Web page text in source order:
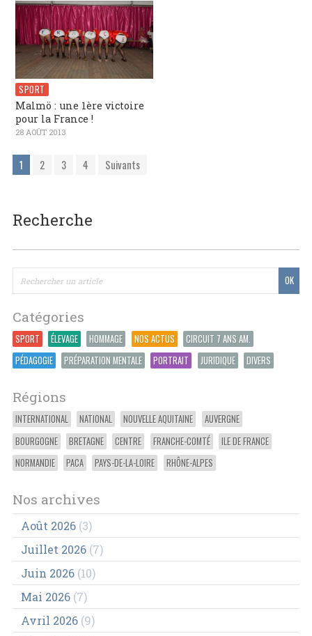
SPORT
Malmö : une 1ère victoire
pour la France !
28 AOÛT 2013
1 2 3 4 Suivants
Recherche
Catégories
SPORT ÉLEVAGE HOMMAGE NOS ACTUS
CIRCUIT 7 ANS AM.
PÉDAGOGIE
PRÉPARATION MENTALE PORTRAIT JURIDIQUE DIVERS
Régions
INTERNATIONAL NATIONAL NOUVELLE AQUITAINE
AUVERGNE
BOURGOGNE
BRETAGNE CENTRE FRANCHE-COMTÉ
ILE DE FRANCE
NORMANDIE
PACA PAYS-DE-LA-LOIRE RHÔNE-ALPES
Nos archives
Août 2026(3)
Juillet 2026(7)
Juin 2026(10)
Mai 2026(7)
Avril 2026(9)